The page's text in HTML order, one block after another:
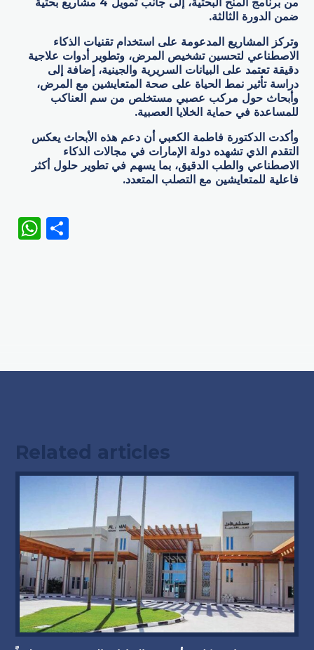
من برنامج المنح البحثية، إلى جانب تمويل 4 مشاريع بحثية
ضمن الدورة الثالثة.
وتركز المشاريع المدعومة على استخدام تقنيات الذكاء
الاصطناعي لتحسين تشخيص المرض، وتطوير أدوات علاجية
دقيقة تعتمد على البيانات السريرية والجينية، إضافة إلى
دراسة تأثير نمط الحياة على صحة المتعايشين مع المرض،
وأبحاث حول مركب عصبي مستخلص من سم العناكب
للمساعدة في حماية الخلايا العصبية.
وأكدت الدكتورة فاطمة الكعبي أن دعم هذه الأبحاث يعكس
التقدم الذي تشهده دولة الإمارات في مجالات الذكاء
الاصطناعي والطب الدقيق، بما يسهم في تطوير حلول أكثر
فاعلية للمتعايشين مع التصلب المتعدد.
WhatsApp
Related articles